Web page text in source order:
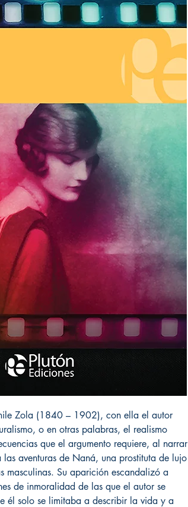
Zola (1840 – 1902), con ella el autor
o en otras palabras, el realismo
que el argumento requiere, al narrar
aventuras de Naná, una prostituta de lujo
masculinas. Su aparición escandalizó a
de inmoralidad de las que el autor se
él solo se limitaba a describir la vida y a